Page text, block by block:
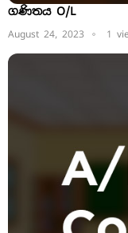
ගණිතය O/L
August 24, 2023 1